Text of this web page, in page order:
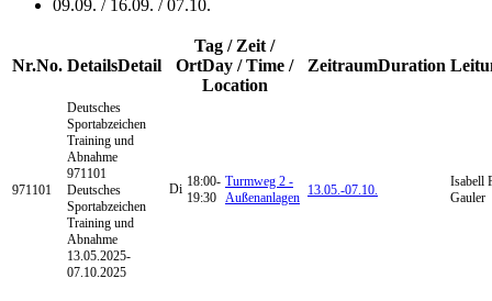
09.09. / 16.09. / 07.10.
Nr.No. DetailsDetail
Tag / Zeit /
OrtDay / Time /
Location
ZeitraumDuration
971101
Deutsches
Sportabzeichen
Training und
Abnahme
971101
Deutsches
Sportabzeichen
Training und
Abnahme
13.05.2025-
07.10.2025
Di 18:00-
19:30
Turmweg 2 -
Außenanlagen 13.05.-07.10.
Isabell
Gauler